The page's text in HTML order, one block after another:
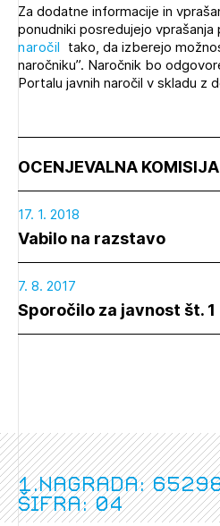
Za dodatne informacije in
ponudniki posredujejo vprašanja
naročil tako, da izberejo
naročniku”. Naročnik bo
Portalu javnih naročil v skladu z
OCENJEVALNA KOMISIJA
17. 1. 2018
Vabilo na razstavo
7. 8. 2017
Sporočilo za javnost št. 1
1.nagrada:
šifra: 04